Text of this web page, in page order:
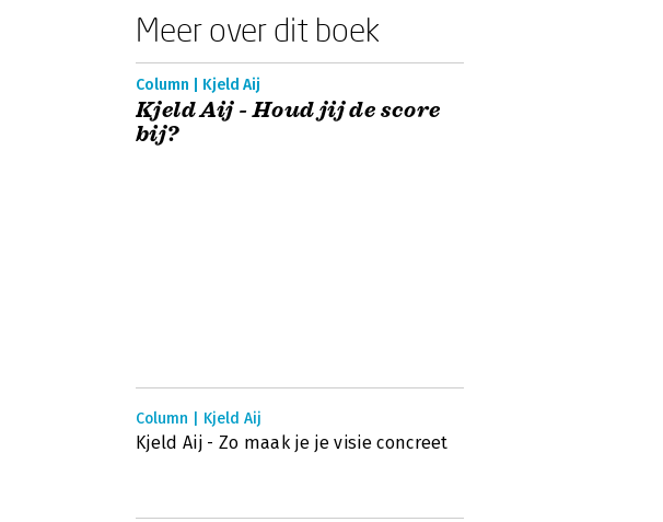
Meer over dit boek
Column | Kjeld Aij
Kjeld Aij - Houd jij de score
bij?
Column | Kjeld Aij
Kjeld Aij - Zo maak je je visie concreet